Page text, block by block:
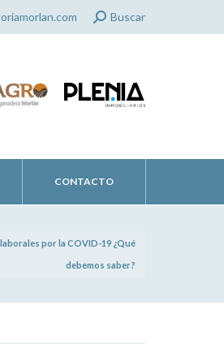
Search:
Buscar
CONTACTO
por la COVID-19 ¿Qué
debemos saber?